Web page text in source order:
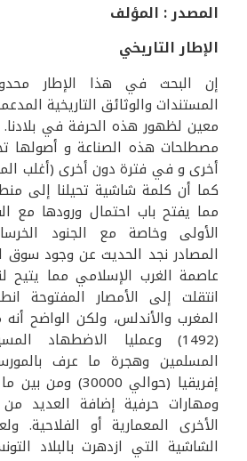
المصدر : المؤلف
الإطار التاريخي
إن البحث في هذا الإطار
المستندات والوثائق التاريخية
معين لظهور هذه الحرفة في
مصطلحات هذه الصناعة و أصولها
أخرى و في فترة دون أخرى (أغلب
كما أن كلمة شاشية تحيلنا إلى
مما يفتح باب احتمال ورودها مع
الأولى وخاصة مع الجنود
المصادر نجد الحديث عن وجود سوق
عاصمة الغرب الإسلامي مما يتيح
انتقلت إلى الأمصار المفتوحة
المغرب والأندلس، ولكن الواضح
(1492) وعمليا الاضطهاد
المسلمين وهجرة ما عرف
إفريقيا (حوالي
ومهارات حرفية إضافة العديد من
الأخرى المعمارية أو الفلاحية.
الشاشية التي ازدهرت بالبلاد